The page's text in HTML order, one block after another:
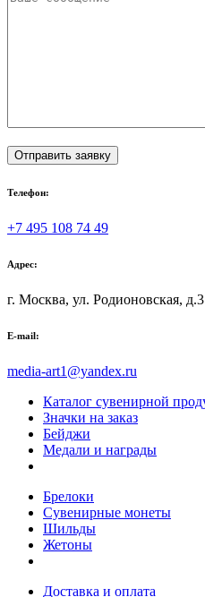
Телефон:
+7 495 108 74 49
Адрес:
г. Москва, ул. Родионовская, д.3
E-mail:
media-art1@yandex.ru
Каталог сувенирной
Значки на заказ
Бейджи
Медали и награды
Брелоки
Сувенирные монеты
Шильды
Жетоны
Доставка и оплата